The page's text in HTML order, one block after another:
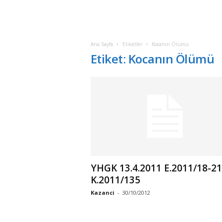
Ana Sayfa Etiketler Kocanın Ölümü
Etiket: Kocanın Ölümü
YHGK 13.4.2011 E.2011/18-
K.2011/135
Kazanci - 30/10/2012